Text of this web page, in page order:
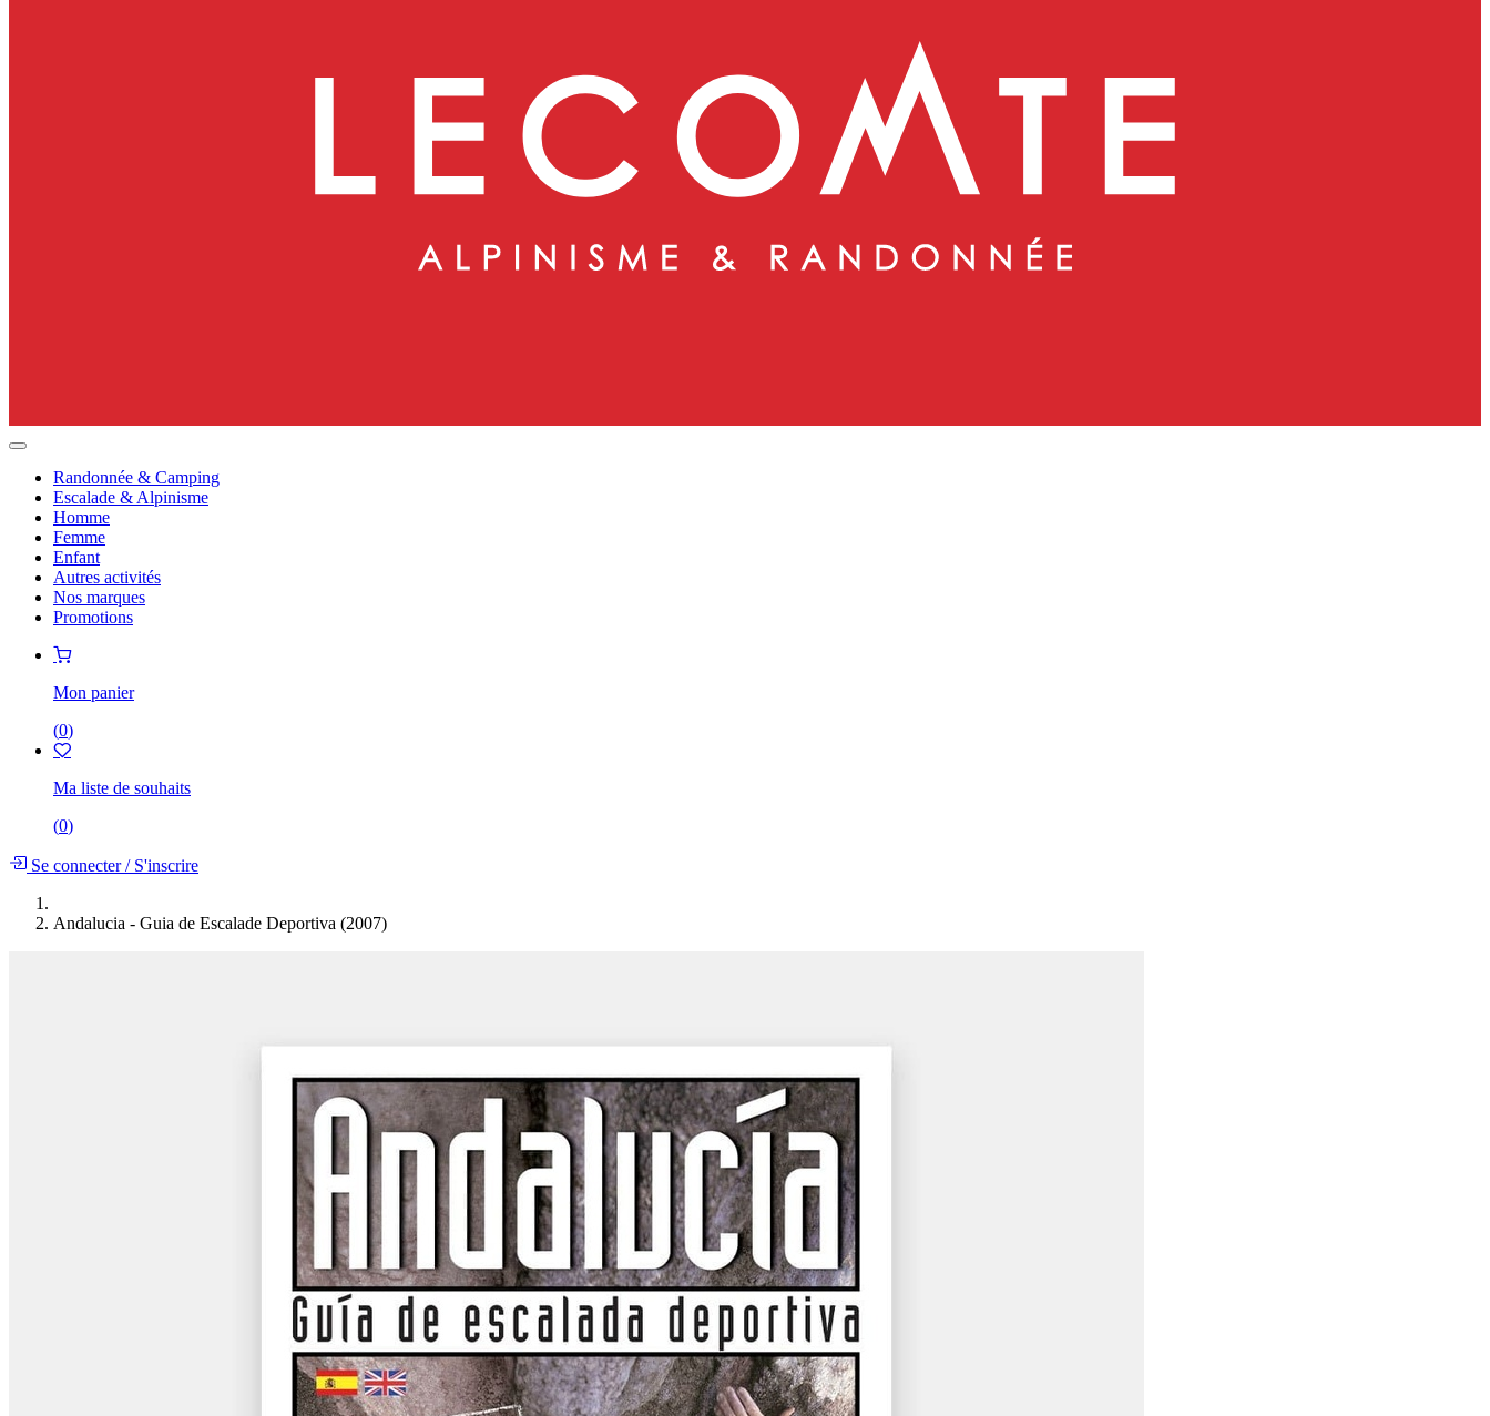
Randonnée & Camping
Escalade & Alpinisme
Homme
Femme
Enfant
Autres activités
Nos marques
Promotions
Mon panier
(0)
Ma liste de souhaits
(0)
Se connecter/S'inscrire
Andalucia - Guia de Escalade Deportiva (2007)